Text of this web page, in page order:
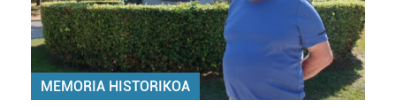
MEMORIA HISTORIKOA